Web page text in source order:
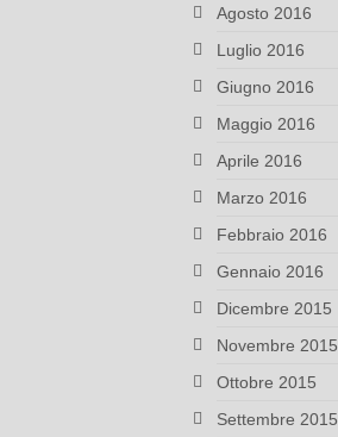
Agosto 2016
Luglio 2016
Giugno 2016
Maggio 2016
Aprile 2016
Marzo 2016
Febbraio 2016
Gennaio 2016
Dicembre 2015
Novembre 2015
Ottobre 2015
Settembre 2015